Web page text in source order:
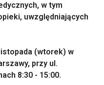
w tym
uwzględniających
(wtorek) w
przy ul.
8:30 - 15:00.